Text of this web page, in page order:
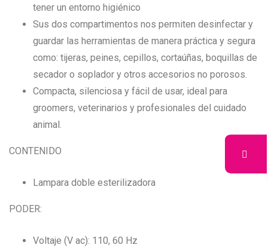
tener un entorno higiénico
Sus dos compartimentos nos permiten desinfectar y
guardar las herramientas de manera práctica y segura
como: tijeras, peines, cepillos, cortaúñas, boquillas de
secador o soplador y otros accesorios no porosos.
Compacta, silenciosa y fácil de usar, ideal para
groomers, veterinarios y profesionales del cuidado
animal.
CONTENIDO
Lampara doble esterilizadora
PODER:
Voltaje (V ac): 110, 60 Hz